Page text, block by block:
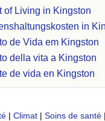
of Living in Kingston
in
de Vida em Kingston
della vita a Kingston
de vida en Kingston
| Climat | Soins de santé |